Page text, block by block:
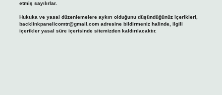
etmiş sayılırlar.
Hukuka ve yasal düzenlemelere aykırı olduğunu düşündüğünüz içerikleri,
backlinkpanelicomtr@gmail.comadresine bildirmeniz halinde, ilgili
içerikler yasal süre içerisinde sitemizden kaldırılacaktır.